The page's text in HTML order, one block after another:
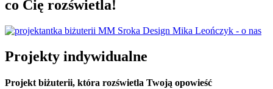
co Cię rozświetla!
Projekty indywidualne
Projekt biżuterii, która rozświetla Twoją opowieść